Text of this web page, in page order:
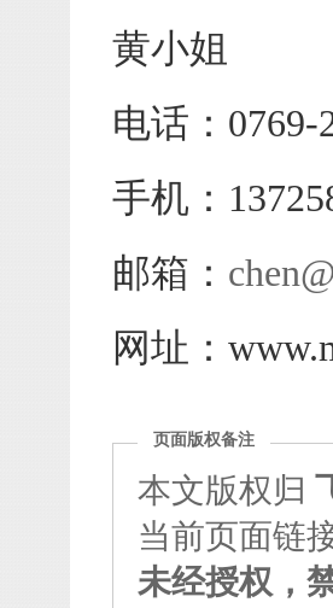
黄小姐
电话：0769-
手机：
邮箱：
网址：
页面版权备注
本文版权归
当前页面链
未经授权，